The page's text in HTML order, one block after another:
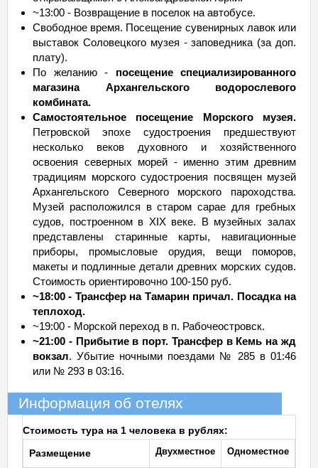
~13:00 - Возвращение в поселок на автобусе.
Свободное время. Посещение сувенирных лавок или
выставок Соловецкого музея - заповедника (за доп.
плату).
По желанию - посещение специализированного
магазина Архангельского водорослевого
комбината.
Самостоятельное посещение Морского музея.
Петровской эпохе судостроения предшествуют
несколько веков духовного и хозяйственного
освоения северных морей - именно этим древним
традициям морского судостроения посвящен музей
Архангельского Северного морского пароходства.
Музей расположился в старом сарае для гребных
судов, построенном в XIX веке. В музейных залах
представлены старинные карты, навигационные
приборы, промысловые орудия, вещи поморов,
макеты и подлинные детали древних морских судов.
Стоимость ориентировочно 100-150 руб.
~18:00 - Трансфер на Тамарин причал. Посадка на
теплоход.
~19:00 - Морской переход в п. Рабочеостровск.
~21:00 - Прибытие в порт. Трансфер в Кемь на жд
вокзал. Убытие ночными поездами № 285 в 01:46
или № 293 в 03:16.
Информация об отелях
Стоимость тура на 1 человека в рублях:
Размещение
Двухместное Одноместное